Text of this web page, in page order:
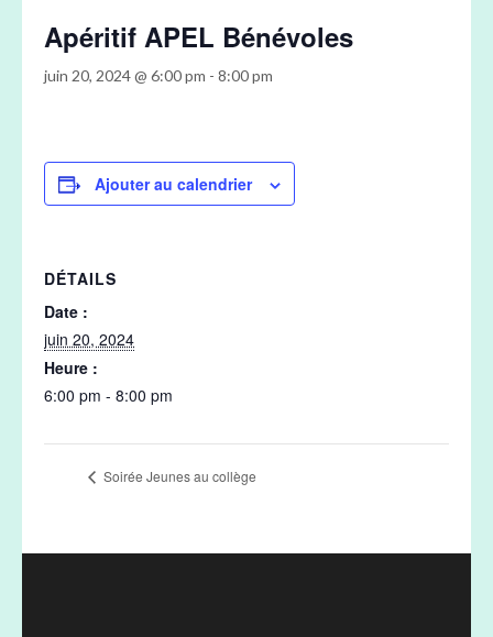
Apéritif APEL Bénévoles
juin 20, 2024 @ 6:00 pm - 8:00 pm
Ajouter au calendrier
DÉTAILS
Date :
juin 20, 2024
Heure :
6:00 pm - 8:00 pm
Soirée Jeunes au collège